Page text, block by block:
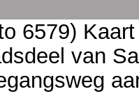
6579)
van